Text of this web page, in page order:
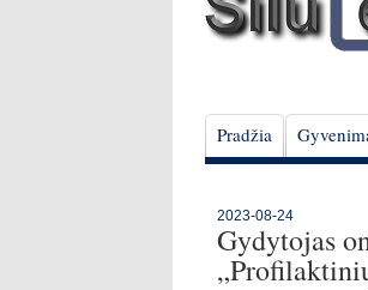
Pradžia
2023-08-24
Gydytojas